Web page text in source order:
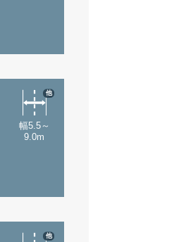
幅5.5～
9.0m
他
他